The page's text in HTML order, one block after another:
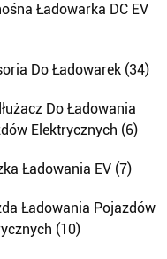
Ładowarka DC EV
Do Ładowarek (34)
Do Ładowania
Elektrycznych (6)
Ładowania EV (7)
Ładowania Pojazdów
(10)